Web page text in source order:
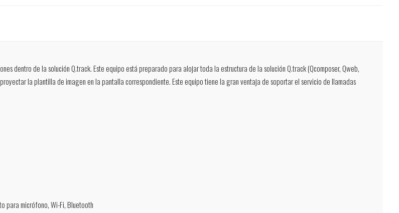
dentro de la solución Q.track. Este equipo está preparado para alojar toda la estructura de la solución Q.track (Qcomposer, Qweb,
la plantilla de imagen en la pantalla correspondiente. Este equipo tiene la gran ventaja de soportar el servicio de llamadas
para micrófono, Wi-Fi, Bluetooth